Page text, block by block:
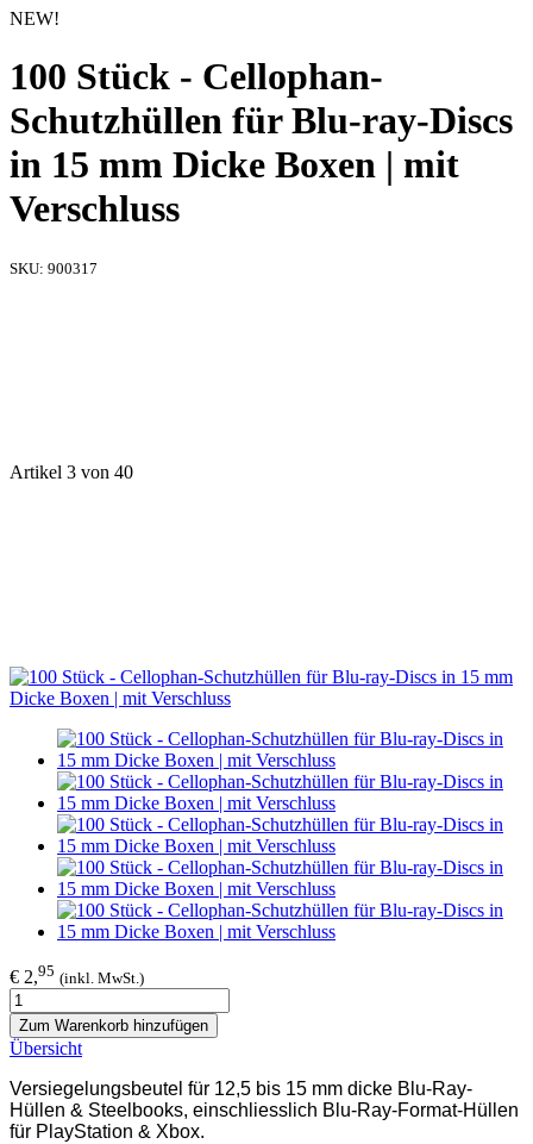
NEW!
100 Stück - Cellophan-
Schutzhüllen für Blu-ray-Discs
in 15 mm Dicke Boxen | mit
Verschluss
SKU: 900317
Artikel 3 von 40
€ 2,95 (inkl. MwSt.)
Zum Warenkorb hinzufügen
Übersicht
Versiegelungsbeutel für 12,5 bis 15 mm dicke Blu-Ray-
Hüllen & Steelbooks, einschliesslich Blu-Ray-Format-Hüllen
für PlayStation & Xbox.